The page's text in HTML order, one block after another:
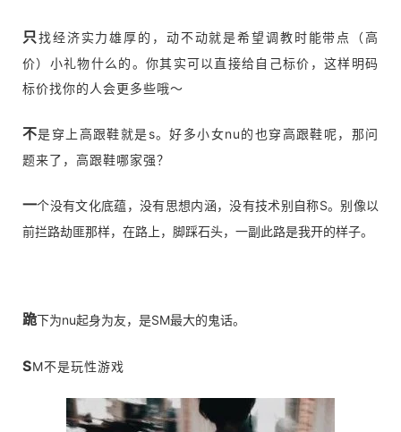
只找经济实力雄厚的，动不动就是希望调教时能带点（高
价）小礼物什么的。你其实可以直接给自己标价，这样明码
标价找你的人会更多些哦～
不是穿上高跟鞋就是s。好多小女nu的也穿高跟鞋呢，那问
题来了，高跟鞋哪家强？
一个没有文化底蕴，没有思想内涵，没有技术别自称S。别像以
前拦路劫匪那样，在路上，脚踩石头，一副此路是我开的样子。
跪下为nu起身为友，是SM最大的鬼话。
SM不是玩性游戏